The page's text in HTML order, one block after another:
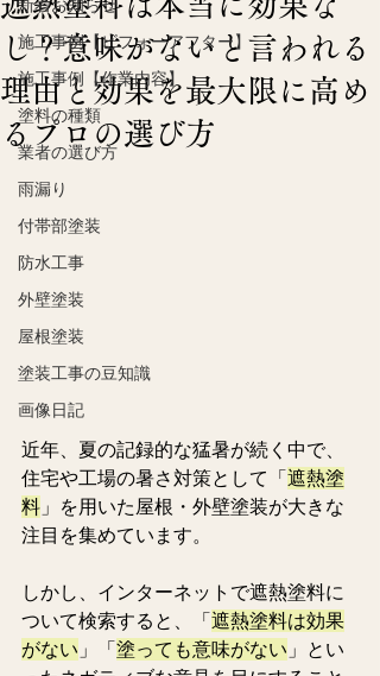
新着お知らせ
施工事例【ビフォーアフター】
施工事例【作業内容】
塗料の種類
業者の選び方
雨漏り
付帯部塗装
防水工事
外壁塗装
屋根塗装
塗装工事の豆知識
画像日記
し？意味がないと言われる
理由と効果を最大限に高め
るプロの選び方
近年、夏の記録的な猛暑が続く中で、
住宅や工場の暑さ対策として「 遮熱塗
料 」を用いた屋根・外壁塗装が大きな
注目を集めています。
しかし、インターネットで遮熱塗料に
ついて検索すると、「 遮熱塗料は効果
がない 」「 塗っても意味がない 」とい